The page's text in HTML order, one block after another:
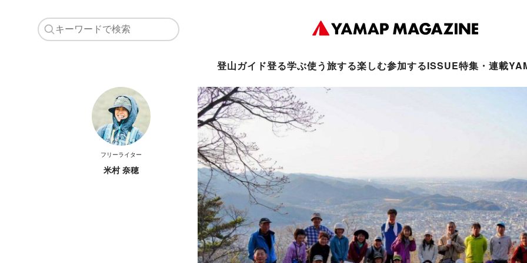
登山ガイド登る学ぶ使う旅する楽しむ参加するISSUE特集・連載
フリーライター
米村 奈穂